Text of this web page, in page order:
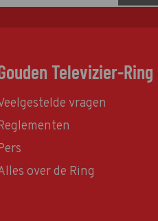
Televizier-Ring
vragen
over de Ring